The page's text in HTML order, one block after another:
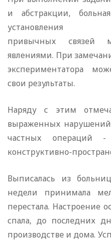
и абстракции,
установления
привычных связей
явлениями. При
экспериментатора
свои результаты.
Наряду с этим
выраженных нарушений
частных операций -
конструктивно-
Выписалась из
недели принимала
перестала. Настроение
спала, до последних
производстве и дома.